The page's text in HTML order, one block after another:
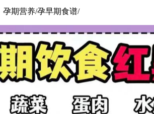
孕期营养/孕早期食谱/